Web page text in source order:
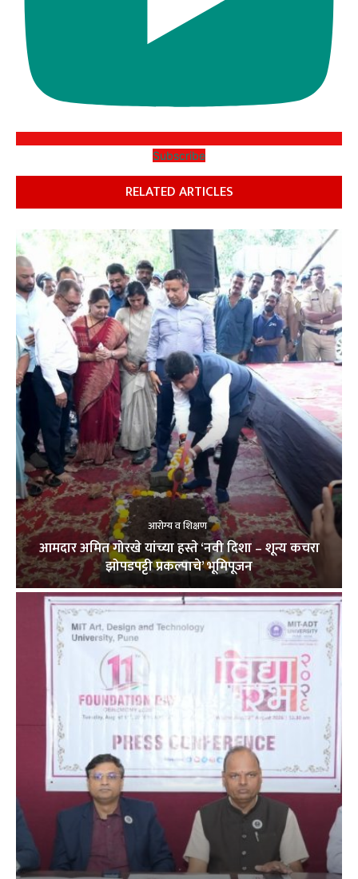
Subscribe
RELATED ARTICLES
आरोग्य व शिक्षण
आमदार अमित गोरखे यांच्या हस्ते ‘नवी दिशा – शून्य कचरा
झोपडपट्टी प्रकल्पाचे’ भूमिपूजन